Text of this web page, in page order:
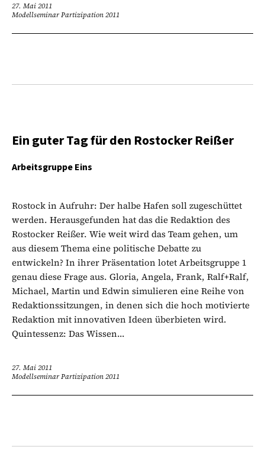
27. Mai 2011
Modellseminar Partizipation 2011
Ein guter Tag für den Rostocker Reißer
Arbeitsgruppe Eins
Rostock in Aufruhr: Der halbe Hafen soll zugeschüttet
werden. Herausgefunden hat das die Redaktion des
Rostocker Reißer. Wie weit wird das Team gehen, um
aus diesem Thema eine politische Debatte zu
entwickeln? In ihrer Präsentation lotet Arbeitsgruppe 1
genau diese Frage aus. Gloria, Angela, Frank, Ralf+Ralf,
Michael, Martin und Edwin simulieren eine Reihe von
Redaktionssitzungen, in denen sich die hoch motivierte
Redaktion mit innovativen Ideen überbieten wird.
Quintessenz: Das Wissen...
27. Mai 2011
Modellseminar Partizipation 2011